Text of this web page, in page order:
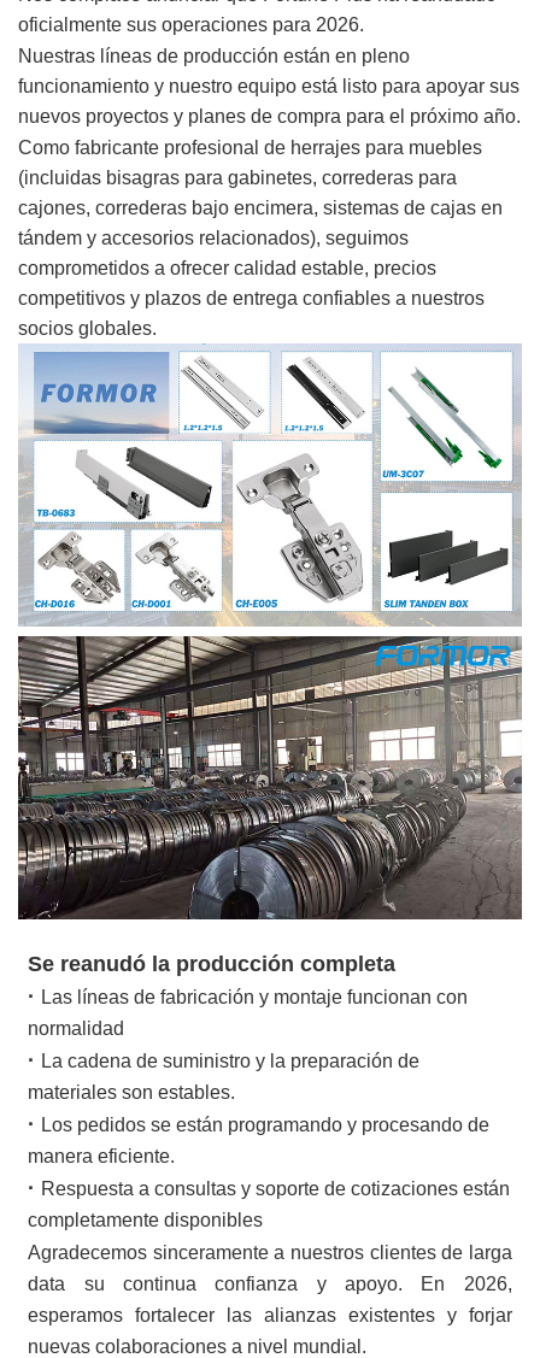
oficialmente sus operaciones para 2026.
Nuestras líneas de producción están en pleno
funcionamiento y nuestro equipo está listo para apoyar sus
nuevos proyectos y planes de compra para el próximo año.
Como fabricante profesional de herrajes para muebles
(incluidas bisagras para gabinetes, correderas para
cajones, correderas bajo encimera, sistemas de cajas en
tándem y accesorios relacionados), seguimos
comprometidos a ofrecer calidad estable, precios
competitivos y plazos de entrega confiables a nuestros
socios globales.
Se reanudó la producción completa
· Las líneas de fabricación y montaje funcionan con
normalidad
· La cadena de suministro y la preparación de
materiales son estables.
· Los pedidos se están programando y procesando de
manera eficiente.
· Respuesta a consultas y soporte de cotizaciones están
completamente disponibles
Agradecemos sinceramente a nuestros clientes de larga
data su continua confianza y apoyo. En 2026,
esperamos fortalecer las alianzas existentes y forjar
nuevas colaboraciones a nivel mundial.